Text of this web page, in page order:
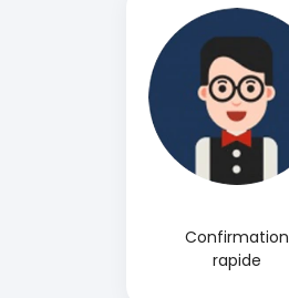
Confirmation
rapide